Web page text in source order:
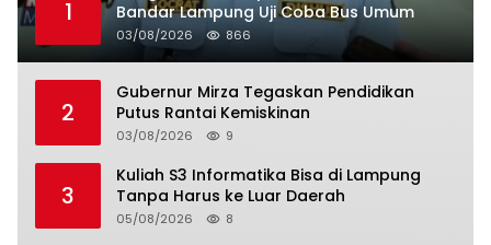
1
Bandar Lampung Uji Coba Bus Umum
03/08/2026 866
2
Gubernur Mirza Tegaskan Pendidikan
Putus Rantai Kemiskinan
03/08/2026 9
3
Kuliah S3 Informatika Bisa di Lampung
Tanpa Harus ke Luar Daerah
05/08/2026 8